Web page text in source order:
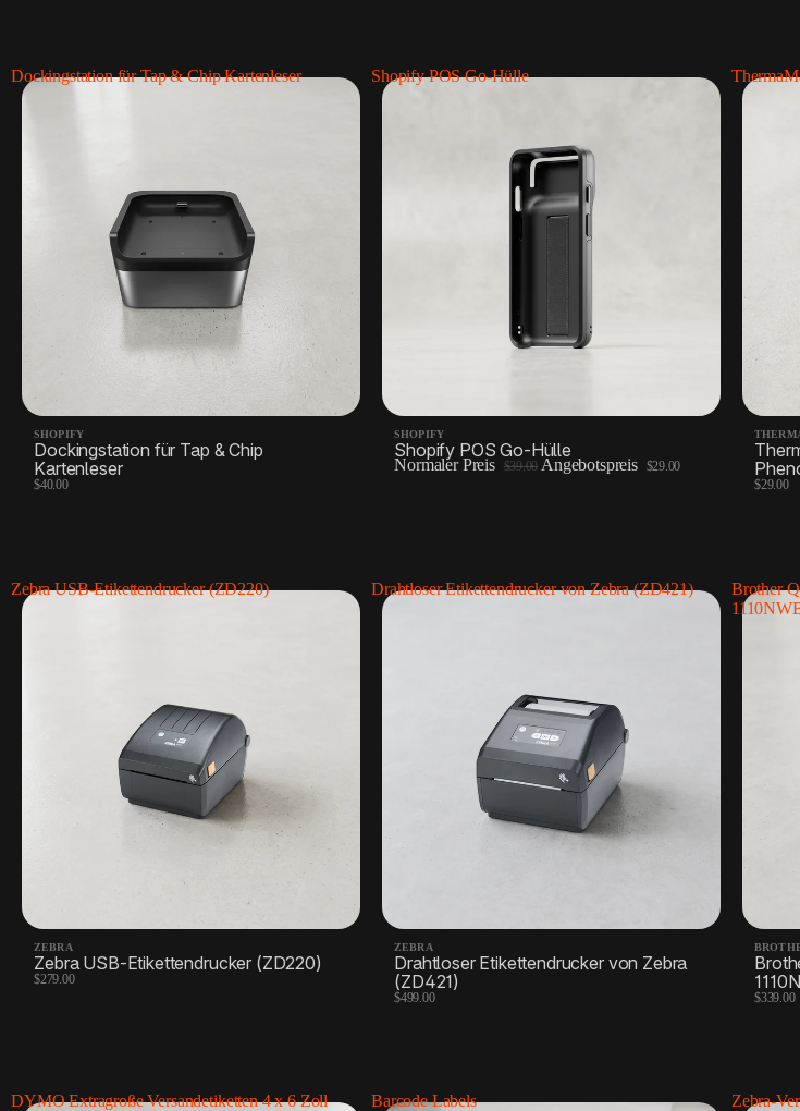
Dockingstation für Tap & Chip Kartenleser
SHOPIFY
Dockingstation für Tap & Chip
Kartenleser
$40.00
Shopify POS Go-Hülle
SHOPIFY
Shopify POS Go-Hülle
Normaler Preis $39.00 Angebotspreis $29.00
$29.00
Zebra USB-Etikettendrucker (ZD220)
ZEBRA
Zebra USB-Etikettendrucker (ZD220)
$279.00
Drahtloser Etikettendrucker von Zebra (ZD421)
ZEBRA
Drahtloser Etikettendrucker von Zebra
(ZD421)
$499.00
Brother
$339.00
DYMO Extragroße Versandetiketten 4 x 6 Zoll Barcode Labels Zebra-